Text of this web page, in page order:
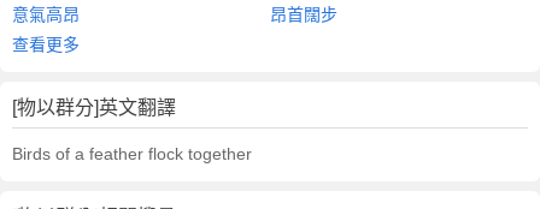
意氣高昂
昂首闊步
查看更多
[物以群分]英文翻譯
Birds of a feather flock together